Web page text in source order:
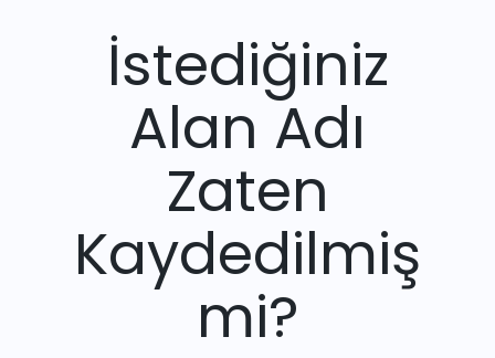
İstediğiniz
Alan Adı
Zaten
Kaydedilmiş
mi?